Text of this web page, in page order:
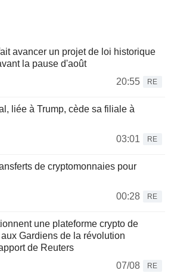
avancer un projet de loi historique
la pause d'août
20:55
RE
liée à Trump, cède sa filiale à
03:01
RE
de cryptomonnaies pour
00:28
RE
une plateforme crypto de
Gardiens de la révolution
de Reuters
07/08
RE